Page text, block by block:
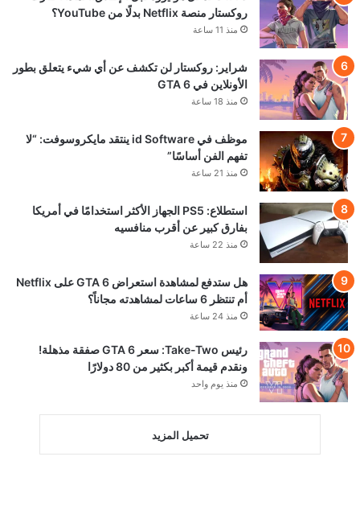
روكستار منصة Netflix بدلًا من YouTube؟
منذ 11 ساعة
شراير: روكستار لن تكشف عن أي شيء يتعلق بطور
الأونلاين في GTA 6
منذ 18 ساعة
موظف في id Software ينتقد مايكروسوفت: “لا
تفهم الفن أساسًا”
منذ 21 ساعة
استطلاع: PS5 الجهاز الأكثر استخدامًا في أمريكا
بفارق كبير عن أقرب منافسيه
منذ 22 ساعة
هل ستدفع لمشاهدة استعراض GTA 6 على Netflix
أم تنتظر 6 ساعات لمشاهدته مجاناً؟
منذ 24 ساعة
رئيس Take-Two: سعر GTA 6 صفقة مذهلة!
ونقدم قيمة أكبر بكثير من 80 دولارًا
منذ يوم واحد
تحميل المزيد